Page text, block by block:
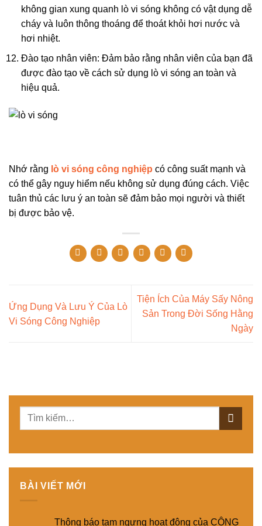
không gian xung quanh lò vi sóng không có vật dụng dễ
cháy và luôn thông thoáng để thoát khỏi hơi nước và
hơi nhiệt.
Đào tạo nhân viên: Đảm bảo rằng nhân viên của bạn đã
được đào tạo về cách sử dụng lò vi sóng an toàn và
hiệu quả.
Nhớ rằng lò vi sóng công nghiệp có công suất mạnh và
có thể gây nguy hiểm nếu không sử dụng đúng cách. Việc
tuân thủ các lưu ý an toàn sẽ đảm bảo mọi người và thiết
bị được bảo vệ.
Ứng Dụng Và Lưu Ý Của Lò
Vi Sóng Công Nghiệp
Tiện Ích Của Máy Sấy Nông
Sản Trong Đời Sống Hằng
Ngày
BÀI VIẾT MỚI
Thông báo tạm ngưng hoạt động của CÔNG